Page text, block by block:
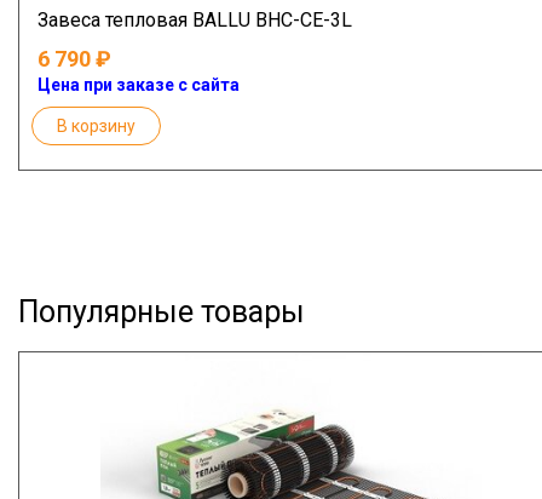
Завеса тепловая BALLU BHC-CE-3L
6 790
Цена при заказе с сайта
В корзину
Популярные товары